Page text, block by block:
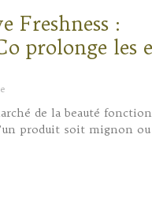
Freshness :
prolonge les
de la beauté
produit soit mignon